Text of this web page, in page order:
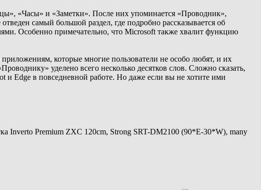
«Часы» и «Заметки». После них упоминается «Проводник»,
самый большой раздел, где подробно рассказывается об
Особенно примечательно, что Microsoft также хвалит функцию
которые многие пользователи не особо любят, и их
уделено всего несколько десятков слов. Сложно сказать,
и Edge в повседневной работе. Но даже если вы не хотите ими
Inverto Premium ZXC 120cm, Strong SRT-DM2100 (90*E-30*W), many